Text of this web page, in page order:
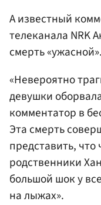
А известный
телеканала NRK
смерть «ужасной».
«Невероятно
девушки
комментатор в
Эта смерть
представить,
родственники
большой шок у
на лыжах».